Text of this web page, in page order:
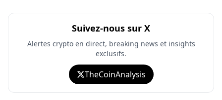
Suivez-nous sur X
Alertes crypto en direct, breaking news et insights
exclusifs.
TheCoinAnalysis